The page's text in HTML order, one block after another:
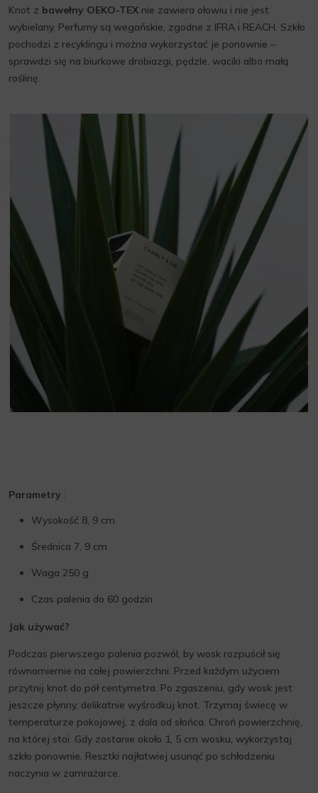
Knot z bawełny OEKO-TEX nie zawiera ołowiu i nie jest
wybielany. Perfumy są wegańskie, zgodne z IFRA i REACH. Szkło
pochodzi z recyklingu i można wykorzystać je ponownie –
sprawdzi się na biurkowe drobiazgi, pędzle, waciki albo małą
roślinę.
Parametry :
Wysokość 8, 9 cm
Średnica 7, 9 cm
Waga 250 g
Czas palenia do 60 godzin
Jak używać?
Podczas pierwszego palenia pozwól, by wosk rozpuścił się
równomiernie na całej powierzchni. Przed każdym użyciem
przytnij knot do pół centymetra. Po zgaszeniu, gdy wosk jest
jeszcze płynny, delikatnie wyśrodkuj knot. Trzymaj świecę w
temperaturze pokojowej, z dala od słońca. Chroń powierzchnię,
na której stoi. Gdy zostanie około 1, 5 cm wosku, wykorzystaj
szkło ponownie. Resztki najłatwiej usunąć po schłodzeniu
naczynia w zamrażarce.